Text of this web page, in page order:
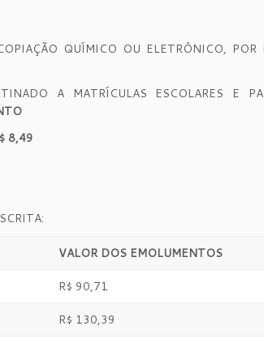
QUÍMICO OU ELETRÔNICO, POR
A MATRÍCULAS ESCOLARES E
8,49
VALOR DOS EMOLUMENTOS
R$ 90,71
R$ 130,39